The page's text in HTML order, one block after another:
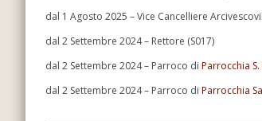
dal 1 Agosto 2025 – Vice Cancelliere
dal 2 Settembre 2024 – Rettore (S017)
dal 2 Settembre 2024 – Parroco di Parrocchia
dal 2 Settembre 2024 – Parroco di Parrocchia